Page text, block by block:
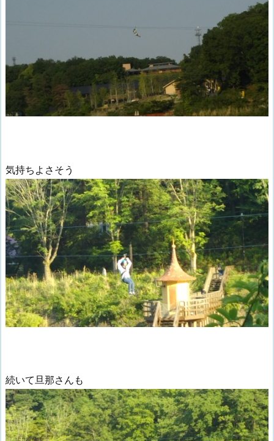
気持ちよさそう
続いて旦那さんも